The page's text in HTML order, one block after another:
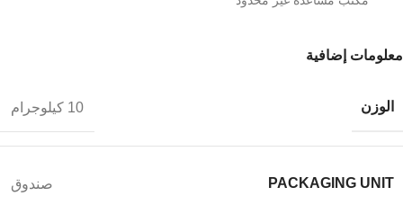
معلومات إضافية
الوزن 10 كيلوجرام
PACKAGING UNIT صندوق